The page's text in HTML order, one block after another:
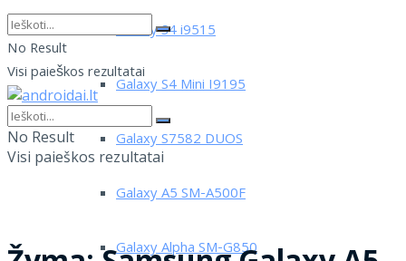
Galaxy S4 i9515
Galaxy S4 Mini I9195
Galaxy S7582 DUOS
Galaxy A5 SM-A500F
Galaxy Alpha SM-G850
No Result
Visi paieškos rezultatai
No Result
Visi paieškos rezultatai